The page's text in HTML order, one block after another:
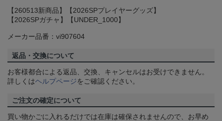
【260513新商品】【2026SPプレイヤーグッズ】
【2026SPガチャ】【UNDER_1000】
メーカー品番：vi907604
返品・交換について
お客様都合による返品、交換、キャンセルはお受けできません。
詳しくはヘルプページをご確認ください。
ご注文の確定について
買い物かごに入れるだけでは在庫は確保されませんので、お早め